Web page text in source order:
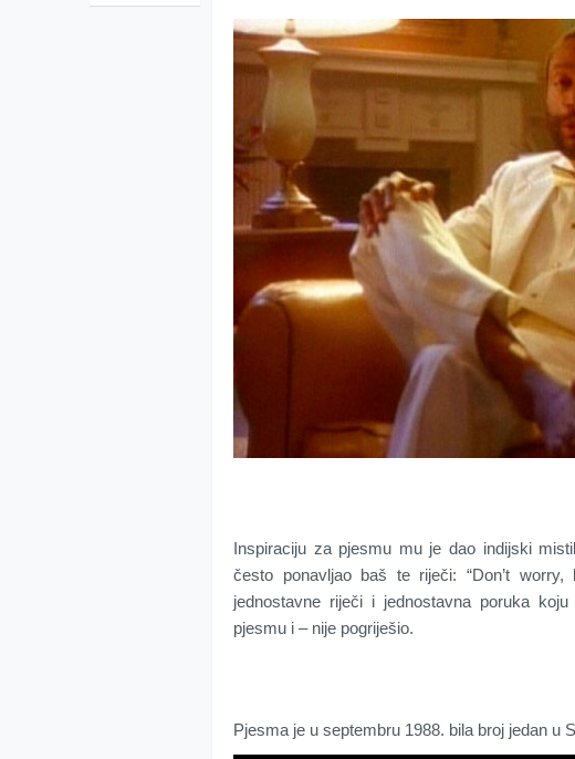
Inspiraciju za pjesmu mu je dao indijski
često ponavljao baš te riječi: “Don’t
jednostavne riječi i jednostavna poruka
pjesmu i – nije pogriješio.
Pjesma je u septembru 1988. bila broj jedan u